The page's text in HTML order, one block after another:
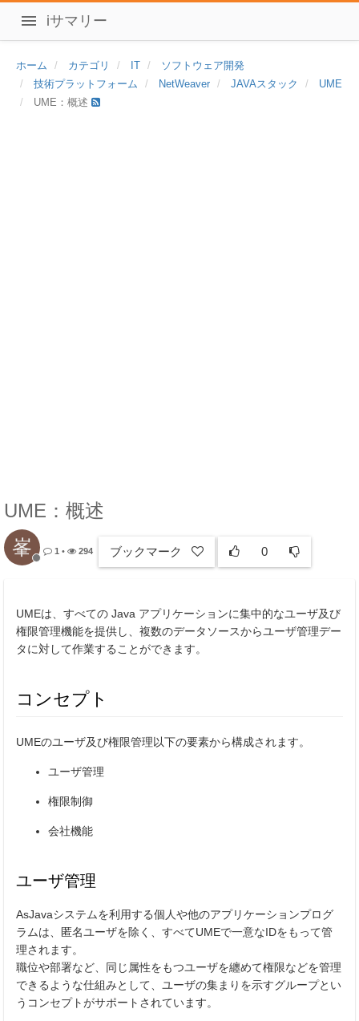
iサマリー
ホーム カテゴリ IT
ソフトウェア開発
技術プラットフォーム
NetWeaver JAVAスタック
UME
UME：概述
UME：概述
峯 1 • 294 ブックマーク 0
UMEは、すべての Java アプリケーションに集中的なユーザ及び
権限管理機能を提供し、複数のデータソースからユーザ管理デー
タに対して作業することができます。
コンセプト
UMEのユーザ及び権限管理以下の要素から構成されます。
ユーザ管理
権限制御
会社機能
ユーザ管理
AsJavaシステムを利用する個人や他のアプリケーションプログ
ラムは、匿名ユーザを除く、すべてUMEで一意なIDをもって管
理されます。
職位や部署など、同じ属性をもつユーザを纏めて権限などを管理
できるような仕組みとして、ユーザの集まりを示すグループとい
うコンセプトがサポートされています。